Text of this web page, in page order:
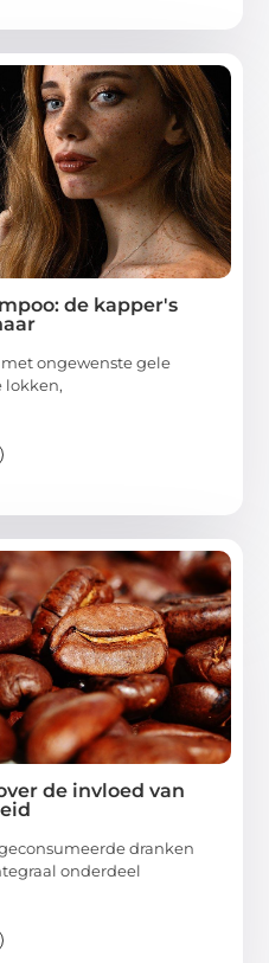
de kapper's
ongewenste gele
lokken,
de invloed van
dranken
onderdeel